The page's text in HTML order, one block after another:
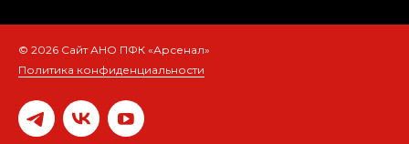
© 2026 Сайт АНО ПФК «Арсенал»
Политика конфиденциальности